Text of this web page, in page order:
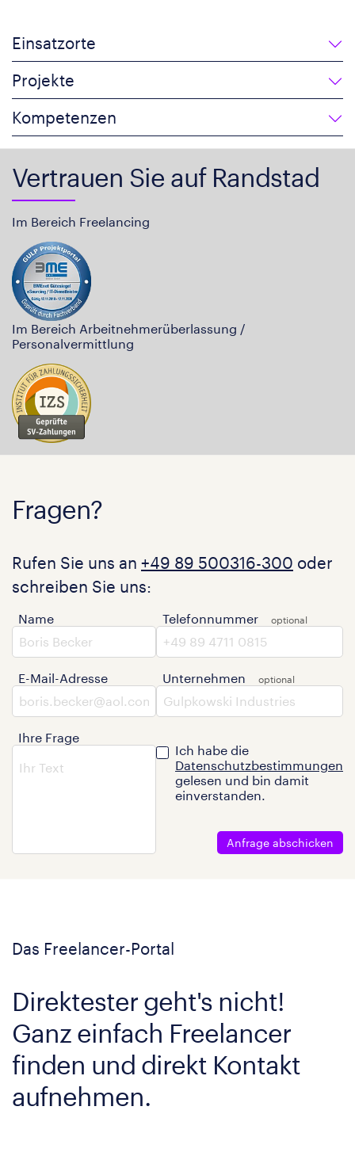
Einsatzorte
Projekte
Kompetenzen
Vertrauen Sie auf Randstad
Im Bereich Freelancing
Im Bereich Arbeitnehmerüberlassung /
Personalvermittlung
Fragen?
Rufen Sie uns an +49 89 500316-300 oder
schreiben Sie uns:
Name
E-Mail-Adresse
Ihre Frage
Telefonnummer
Unternehmen
Ich habe die
Datenschutzbestimmungen
gelesen und bin damit
einverstanden.
Anfrage abschicken
Das Freelancer-Portal
Direktester geht's nicht!
Ganz einfach Freelancer
finden und direkt Kontakt
aufnehmen.